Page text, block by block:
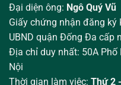
Đại diện ông: Ngô Quý Vũ
Giấy chứng nhận đăng ký
UBND quận Đống Đa cấp
Địa chỉ duy nhất: 50A Phố
Nội
Thời gian làm việc: Thứ 2